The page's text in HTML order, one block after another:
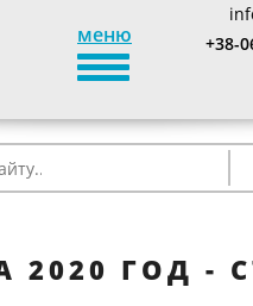
меню
+38-
2020 ГОД -